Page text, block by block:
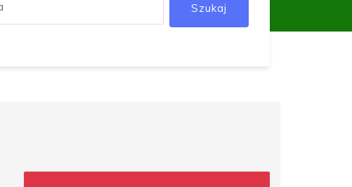
Szukaj